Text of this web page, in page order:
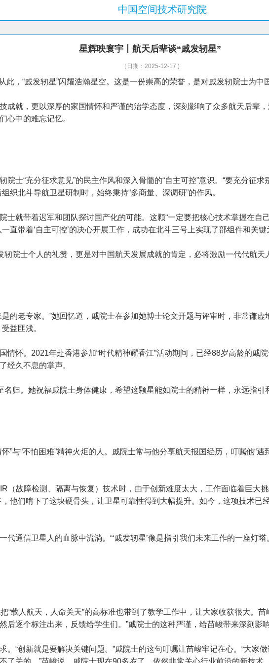
中国空间技术研究院
星辉映寰宇丨航天后辈谈“戚发轫星”
（日期：2025-12-17 )
此，“戚发轫星”闪耀浩瀚星空。这是一份崇高的荣誉，是对戚发轫院士为中
成就，更以深厚的家国情怀和严谨的治学态度，深刻影响了众多航天后辈
心中的难忘记忆。
士“充分征求意见”的民主作风和深入骨髓的“自主可控”意识。“要充分征
织北斗导航卫星研制时，始终秉持“多商量、深调研”的作风。
士就带着迟军和团队探讨国产化的可能。这颗“一定要把核心技术掌握在自
直带着‘自主可控’的决心开展工作，成功在北斗三号上实现了部组件和关
轫院士个人的礼赞，更是对中国航天发展成就的肯定，必将激励一代代航天
的老专家。”她回忆道，戚院士在参加她博士论文开题与评审时，非常谦
益匪浅。
情怀。2021年赴香港参加“时代精神耀香江”活动期间，已经88岁高龄的戚
经久不息的掌声。
名归。她祝福戚院士身体健康，希望这颗星能如院士的精神一样，永远指
”与“不怕困难”精神火炬的人。戚院士常与他分享航天报国经历，叮嘱他“
（故障检测、隔离与恢复）技术时，由于创新难度太大，工作面临着巨大
他们啃下了这块硬骨头，让卫星可靠性得到大幅提升。如今，这项技术已
通信卫星人的血脉中流淌。“‘戚发轫星’像是指引我们未来工作的一座灯
“载人航天，人命关天”的高标准也带到了教学工作中，让大家收获很大。
逐个标注出来，反馈给学生们。”戚院士的这种严谨，给苗峻带来深刻影响
“创新就是要解决关键问题。”戚院士的这句叮嘱让苗峻牢记在心。“大家
关的。”苗峻说，戚院士现在90多岁了，依然非常关心行业前沿的新技术